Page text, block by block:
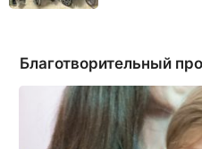
Благотворительный